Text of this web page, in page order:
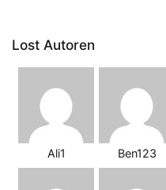
Lost Autoren
Ali1 Ben123